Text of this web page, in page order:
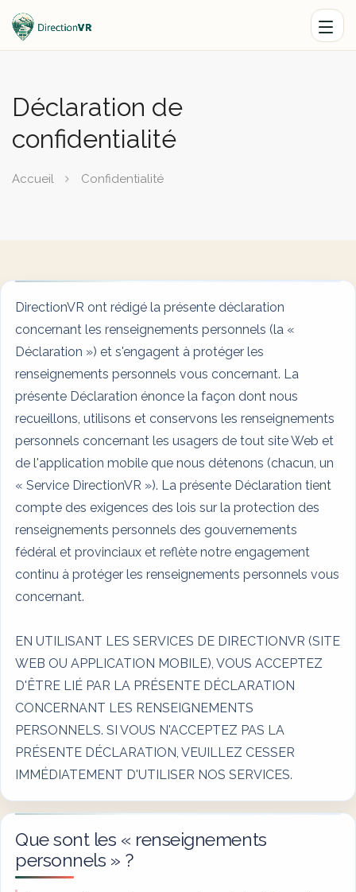
Déclaration de
confidentialité
Accueil Confidentialité
DirectionVR ont rédigé la présente déclaration
concernant les renseignements personnels (la «
Déclaration ») et s'engagent à protéger les
renseignements personnels vous concernant. La
présente Déclaration énonce la façon dont nous
recueillons, utilisons et conservons les renseignements
personnels concernant les usagers de tout site Web et
de l'application mobile que nous détenons (chacun, un
« Service DirectionVR »). La présente Déclaration tient
compte des exigences des lois sur la protection des
renseignements personnels des gouvernements
fédéral et provinciaux et reflète notre engagement
continu à protéger les renseignements personnels vous
concernant.
EN UTILISANT LES SERVICES DE DIRECTIONVR (SITE
WEB OU APPLICATION MOBILE), VOUS ACCEPTEZ
D'ÊTRE LIÉ PAR LA PRÉSENTE DÉCLARATION
CONCERNANT LES RENSEIGNEMENTS
PERSONNELS. SI VOUS N'ACCEPTEZ PAS LA
PRÉSENTE DÉCLARATION, VEUILLEZ CESSER
IMMÉDIATEMENT D'UTILISER NOS SERVICES.
Que sont les « renseignements
personnels » ?